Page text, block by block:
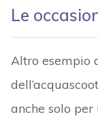
Le
Altro esempio
anche solo per